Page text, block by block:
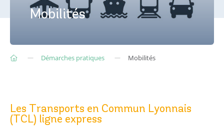
Mobilités
Démarches pratiques Mobilités
Les Transports en Commun Lyonnais
(TCL) ligne express